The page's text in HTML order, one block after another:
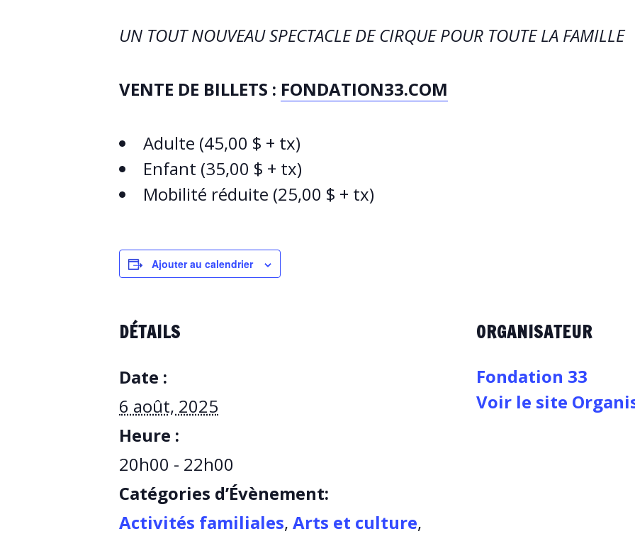
UN TOUT NOUVEAU SPECTACLE DE CIRQUE POUR TOUTE LA FAMILLE
VENTE DE BILLETS : FONDATION33.COM
Adulte (45,00 $ + tx)
Enfant (35,00 $ + tx)
Mobilité réduite (25,00 $ + tx)
Ajouter au calendrier
DÉTAILS
Date :
6 août, 2025
Heure :
20h00 - 22h00
Catégories d’Évènement:
Activités familiales, Arts et culture,
ORGANISATEUR
Fondation 33
Voir le site